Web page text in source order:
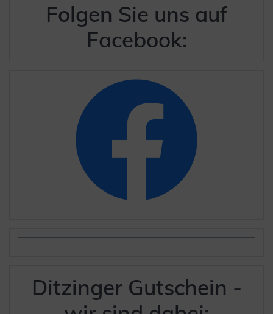
Folgen Sie uns auf
Facebook:
Ditzinger Gutschein -